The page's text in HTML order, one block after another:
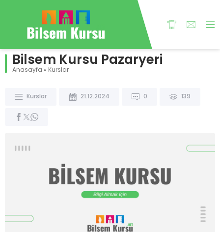
Bilsem Kursu Pazaryeri
Anasayfa » Kurslar
Kurslar 21.12.2024 0 139